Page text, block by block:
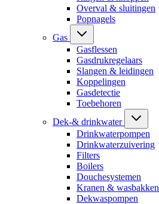
Overval & sluitingen
Popnagels
Gas
Gasflessen
Gasdrukregelaars
Slangen & leidingen
Koppelingen
Gasdetectie
Toebehoren
Dek-& drinkwater
Drinkwaterpompen
Drinkwaterzuivering
Filters
Boilers
Douchesystemen
Kranen & wasbakken
Dekwaspompen